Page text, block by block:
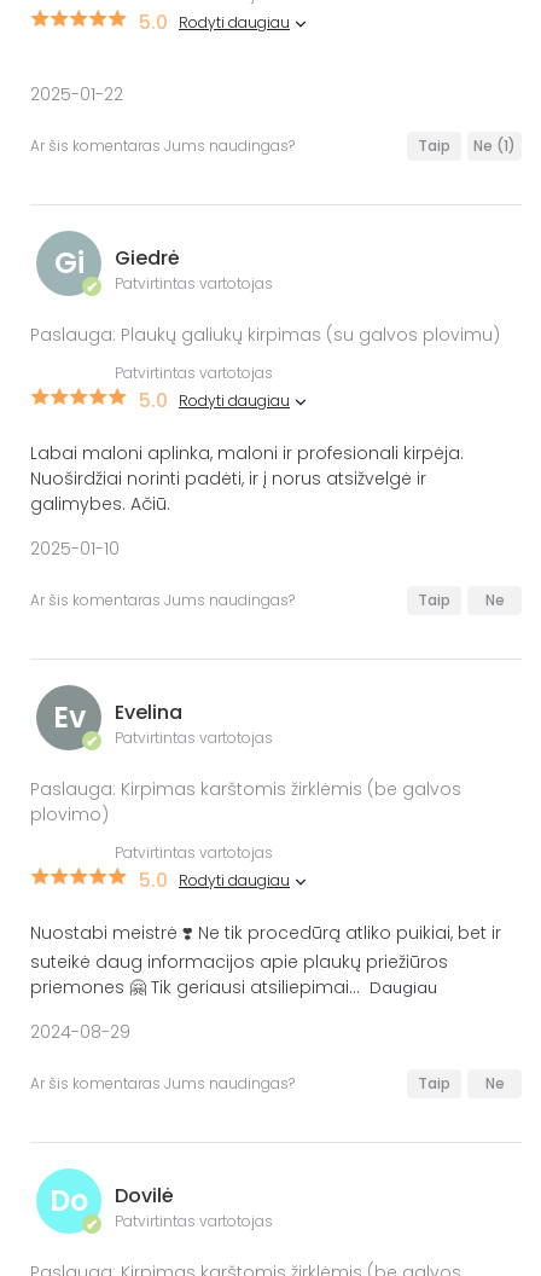
5.0 Rodyti daugiau
2025-01-22
Ar šis komentaras Jums naudingas? Taip Ne (1)
Gi
✔
Giedrė
Patvirtintas vartotojas
Paslauga: Plaukų galiukų kirpimas (su galvos plovimu)
Patvirtintas vartotojas
5.0 Rodyti daugiau
Labai maloni aplinka, maloni ir profesionali kirpėja.
Nuoširdžiai norinti padėti, ir į norus atsižvelgė ir
galimybes. Ačiū.
2025-01-10
Ar šis komentaras Jums naudingas? Taip Ne
Ev
✔
Evelina
Patvirtintas vartotojas
Paslauga: Kirpimas karštomis žirklėmis (be galvos
plovimo)
Patvirtintas vartotojas
5.0 Rodyti daugiau
Nuostabi meistrė ❣️ Ne tik procedūrą atliko puikiai, bet ir
suteikė daug informacijos apie plaukų priežiūros
priemones 🤗 Tik geriausi atsiliepimai... Daugiau
2024-08-29
Ar šis komentaras Jums naudingas? Taip Ne
Do
✔
Dovilė
Patvirtintas vartotojas